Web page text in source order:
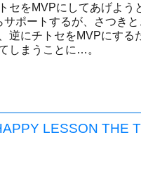
セをMVPにしてあげよ
ポートするが、さつき
逆にチトセをMVPにする
しまうことに…。
LESSON THE